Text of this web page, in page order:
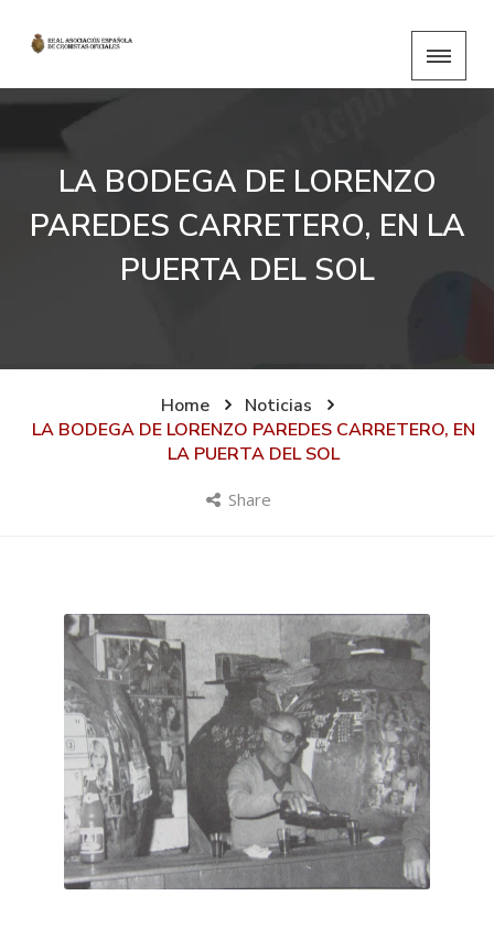
LA BODEGA DE LORENZO
PAREDES CARRETERO, EN LA
PUERTA DEL SOL
Home
Noticias
LA BODEGA DE LORENZO PAREDES CARRETERO, EN
LA PUERTA DEL SOL
Share